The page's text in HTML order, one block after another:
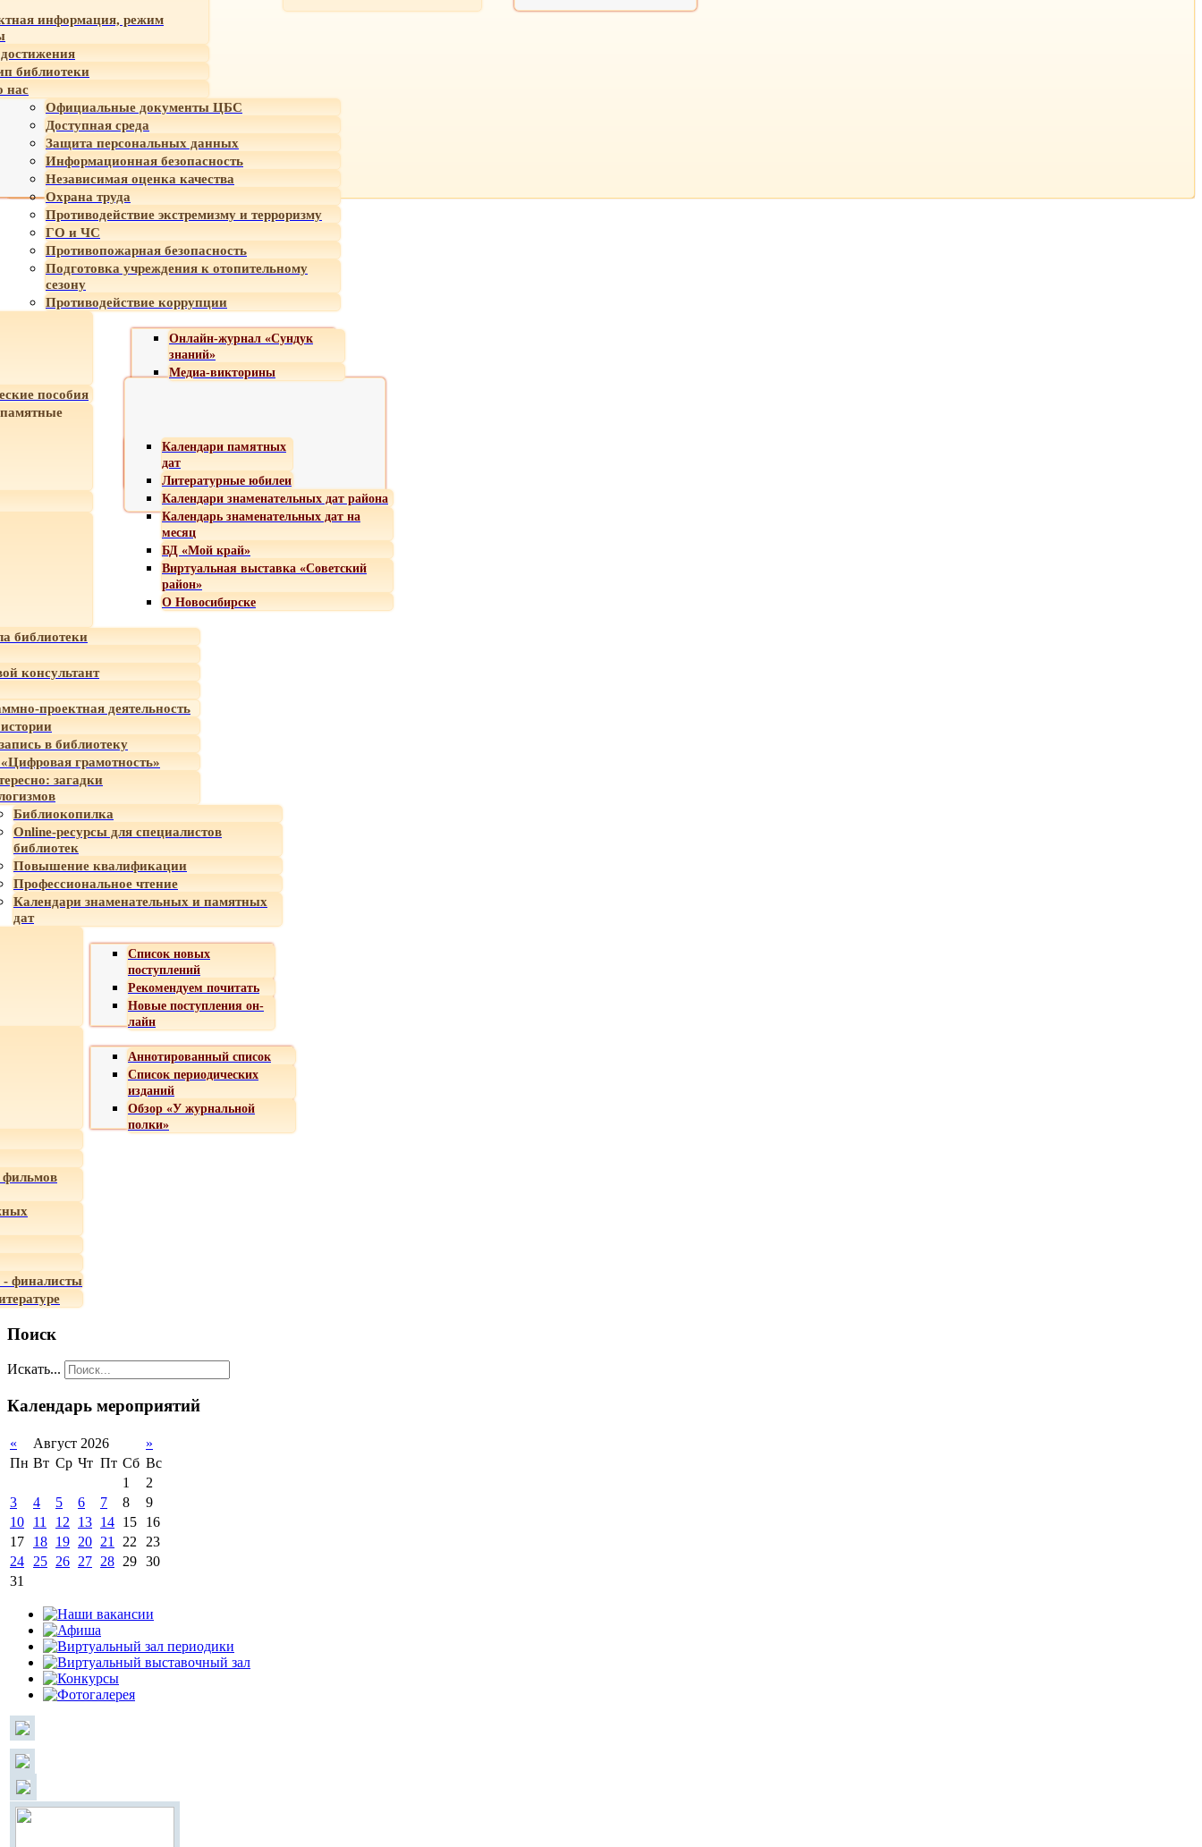
информация, режим
библиотеки
нас
Официальные документы ЦБС
Доступная среда
Защита персональных данных
Информационная безопасность
Независимая оценка качества
Охрана труда
Противодействие экстремизму и терроризму
ГО и ЧС
Противопожарная безопасность
Подготовка учреждения к отопительному
сезону
Противодействие коррупции
Онлайн-журнал «Сундук
знаний»
Медиа-викторины
пособия
Календари памятных
дат
Литературные юбилеи
Календари знаменательных дат района
Календарь знаменательных дат на
месяц
БД «Мой край»
Виртуальная выставка «Советский
район»
О Новосибирске
библиотеки
консультант
проектная деятельность
в библиотеку
грамотность»
загадки
Библиокопилка
Online-ресурсы для специалистов
библиотек
Повышение квалификации
Профессиональное чтение
Календари знаменательных и памятных
дат
Список новых
поступлений
Рекомендуем почитать
Новые поступления он-
лайн
Аннотированный список
Список периодических
изданий
Обзор «У журнальной
полки»
- финалисты
Поиск
Искать...
Календарь мероприятий
« Август 2026
»
Пн Вт Ср Чт Пт Сб Вс
1
2
3
4 5 6 7 8
9
10
11 12 13 14 15
16
17
18 19 20 21 22
23
24
25 26 27 28 29 30
31